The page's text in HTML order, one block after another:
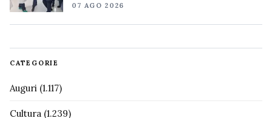
07 AGO 2026
CATEGORIE
Auguri (1.117)
Cultura (1.239)